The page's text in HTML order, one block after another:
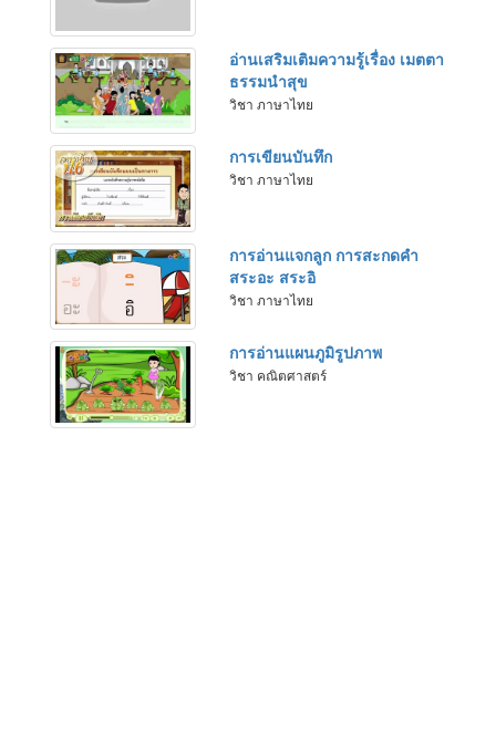
อ่านเสริมเติมความรู้เรื่อง เมตตา
ธรรมนำสุข
วิชา ภาษาไทย
การเขียนบันทึก
วิชา ภาษาไทย
การอ่านแจกลูก การสะกดคำ
สระอะ สระอิ
วิชา ภาษาไทย
การอ่านแผนภูมิรูปภาพ
วิชา คณิตศาสตร์